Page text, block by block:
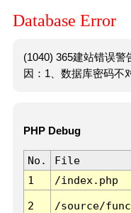
Database Error
(1040) 365建站错误
因：1、数据库密码不
PHP Debug
No. File
1
/index.php
2 /source/